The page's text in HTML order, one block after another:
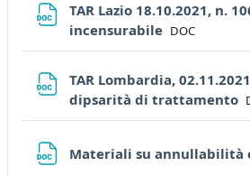
TAR Lazio 18.10.2021, n.
incensurabile File
DOC
TAR Lombardia,
dipsarità di trattamento
Materiali su annullabilità